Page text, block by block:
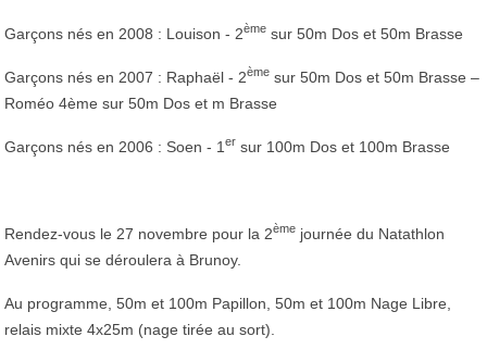
Garçons nés en 2008 : Louison - 2ème sur 50m Dos et 50m Brasse
Garçons nés en 2007 : Raphaël - 2ème sur 50m Dos et 50m Brasse –
Roméo 4ème sur 50m Dos et m Brasse
Garçons nés en 2006 : Soen - 1 er sur 100m Dos et 100m Brasse
Rendez-vous le 27 novembre pour la 2ème journée du Natathlon
Avenirs qui se déroulera à Brunoy.
Au programme, 50m et 100m Papillon, 50m et 100m Nage Libre,
relais mixte 4x25m (nage tirée au sort).